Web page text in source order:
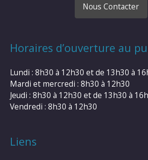
Nous Contacter
Horaires d’ouverture au
Lundi : 8h30 à 12h30 et de 13h30 à
Mardi et mercredi : 8h30 à 12h30
Jeudi : 8h30 à 12h30 et de 13h30 à
Vendredi : 8h30 à 12h30
Liens